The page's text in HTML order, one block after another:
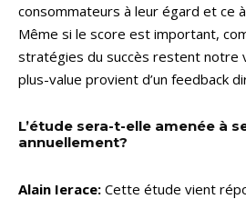
consommateurs à leur égard et ce
Même si le score est important,
stratégies du succès restent notre
plus-value provient d’un feedback
L’étude sera-t-elle amenée à
annuellement?
Alain Ierace: Cette étude vient